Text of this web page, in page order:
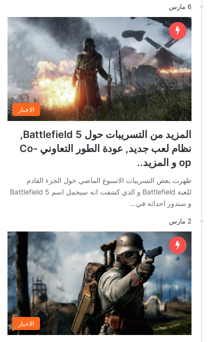
6 مارس
الاخبار
المزيد من التسريبات حول Battlefield 5,
نظام لعب جديد, عودة الطور التعاوني Co-
op و المزيد..
ظهرت بعض التسريبات الاسبوع الماضي حول الجزء القادم
للعبة Battlefield و الذي كشفت انه سيحمل اسم Battlefield 5
و ستدور احداثه في…
2 مارس
الاخبار